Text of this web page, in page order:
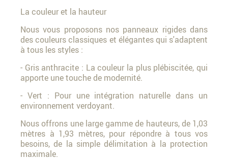
La couleur et la hauteur
Nous vous proposons nos panneaux rigides dans
des couleurs classiques et élégantes qui s'adaptent
à tous les styles :
- Gris anthracite : La couleur la plus plébiscitée, qui
apporte une touche de modernité.
- Vert : Pour une intégration naturelle dans un
environnement verdoyant.
Nous offrons une large gamme de hauteurs, de 1,03
mètres à 1,93 mètres, pour répondre à tous vos
besoins, de la simple délimitation à la protection
maximale.